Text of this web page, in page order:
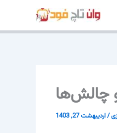
محتوا
و چالش‌ها
/اردیبهشت 27, 1403